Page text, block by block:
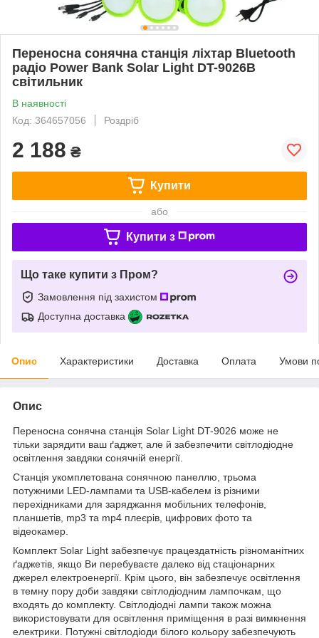
Переносна сонячна станція ліхтар Bluetooth
радіо Power Bank Solar Light DT-9026B
світильник
В наявності
Код: 364657056
Роздріб
2 188 ₴
Купити
або
Купити з
Що таке купити з Пром?
Замовлення під захистом
Доступна доставка
Опис Характеристики Доставка Оплата Умови
Опис
Переносна сонячна станція Solar Light DT-9026 може не
тільки зарядити ваш ґаджет, але й забезпечити світлодіодне
освітлення завдяки сонячній енергії.
Станція укомплетована сонячною панеллю, трьома
потужними LED-лампами та USB-кабелем із різними
перехідниками для заряджання мобільних телефонів,
планшетів, mp3 та mp4 плеєрів, цифрових фото та
відеокамер.
Комплект Solar Light забезпечує працездатність різноманітних
ґаджетів, якщо Ви перебуваєте далеко від стаціонарних
джерел електроенергії. Крім цього, він забезпечує освітлення
в темну пору доби завдяки світлодіодним лампочкам, що
входять до комплекту. Світлодіодні лампи також можна
використовувати для освітлення приміщення в разі вимкнення
електрики. Потужні світлодіоди білого кольору забезпечують